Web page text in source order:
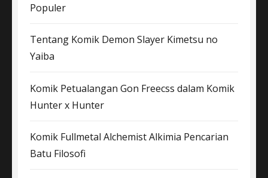
Populer
Tentang Komik Demon Slayer Kimetsu no
Yaiba
Komik Petualangan Gon Freecss dalam Komik
Hunter x Hunter
Komik Fullmetal Alchemist Alkimia Pencarian
Batu Filosofi